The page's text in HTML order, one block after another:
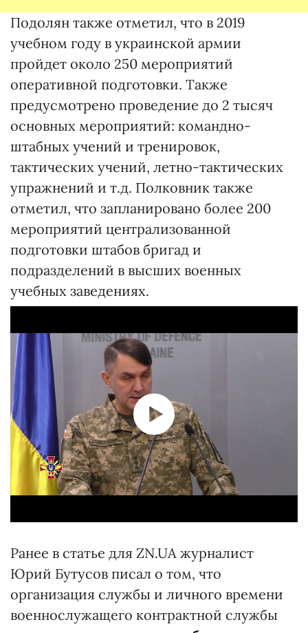
Подолян также отметил, что в 2019
учебном году в украинской армии
пройдет около 250 мероприятий
оперативной подготовки. Также
предусмотрено проведение до 2 тысяч
основных мероприятий: командно-
штабных учений и тренировок,
тактических учений, летно-тактических
упражнений и т.д. Полковник также
отметил, что запланировано более 200
мероприятий централизованной
подготовки штабов бригад и
подразделений в высших военных
учебных заведениях.
Ранее в статье для ZN.UA журналист
Юрий Бутусов писал о том, что
организация службы и личного времени
военнослужащего контрактной службы